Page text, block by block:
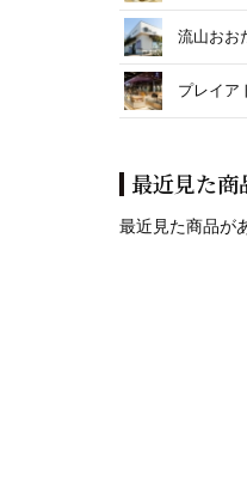
流山おお
プレイア
最近見た商
最近見た商品が